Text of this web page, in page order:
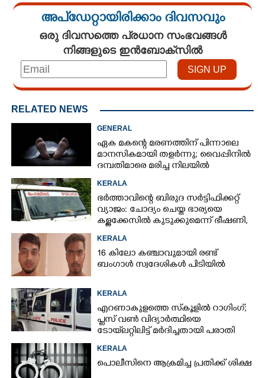
ZOOM
CONTACT US
അപ്ഡേറ്റായിരിക്കാം ദിവസവും
ഒരു ദിവസത്തെ പ്രധാന സംഭവങ്ങൾ
നിങ്ങളുടെ ഇൻബോക്സിൽ
RELATED NEWS
GENERAL
ഏക മകന്റെ മരണത്തിന് പിന്നാലെ
മാനസികമായി തളർന്നു; വൈപ്പിനിൽ
ദമ്പതിമാരെ മരിച്ച നിലയിൽ
കണ്ടെത്തി
KERALA
ഭർത്താവിന്റെ ബിരുദ സർട്ടിഫിക്കറ്റ്
വ്യാജം: ചോദ്യം ചെയ്ത ഭാര്യയെ
കള്ളക്കേസിൽ കുടുക്കുമെന്ന് ഭീഷണി,
കേസെടുത്തു
KERALA
16 കിലോ കഞ്ചാവുമായി രണ്ട്
ബംഗാൾ സ്വദേശികൾ പിടിയിൽ
KERALA
എറണാകുളത്തെ സ്‌കൂളിൽ റാഗിംഗ്;
പ്ലസ് വൺ വിദ്യാർത്ഥിയെ
ടോയ്‌ലറ്റിലിട്ട് മർദിച്ചതായി പരാതി
KERALA
പൊലീസിനെ ആക്രമിച്ച പ്രതിക്ക് ശിക്ഷ